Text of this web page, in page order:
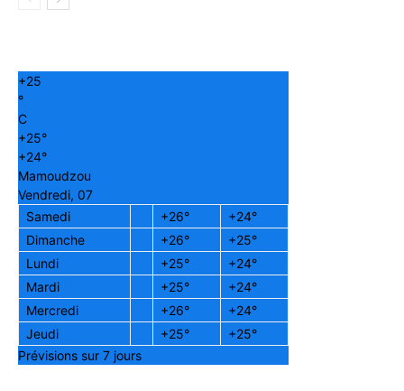
+25
°
C
+25°
+24°
Mamoudzou
Vendredi, 07
Samedi
+26° +24°
Dimanche
+26° +25°
Lundi
+25° +24°
Mardi
+25° +24°
Mercredi
+26° +24°
Jeudi
+25° +25°
Prévisions sur 7 jours